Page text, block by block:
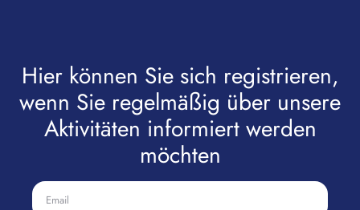
Hier können Sie sich registrieren,
wenn Sie regelmäßig über unsere
Aktivitäten informiert werden
möchten